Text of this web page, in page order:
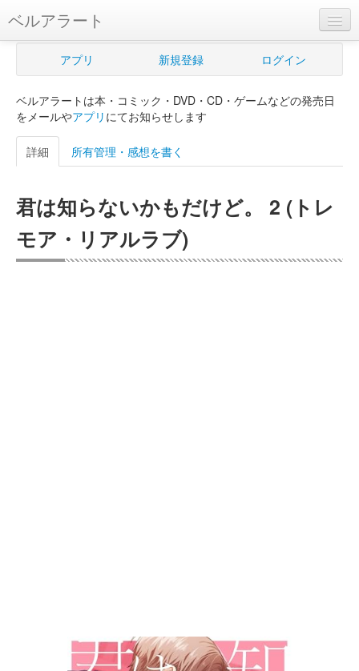
ベルアラート
ベルアラートとは
新規登録
ログイン
購入管理
Myシェルフ
アプリ 新規登録 ログイン
ベルアラートは本・コミック・DVD・CD・ゲームなどの発売日
をメールやアプリ にてお知らせします
詳細 所有管理・感想を書く
君は知らないかもだけど。 2 (トレ
モア・リアルラブ)